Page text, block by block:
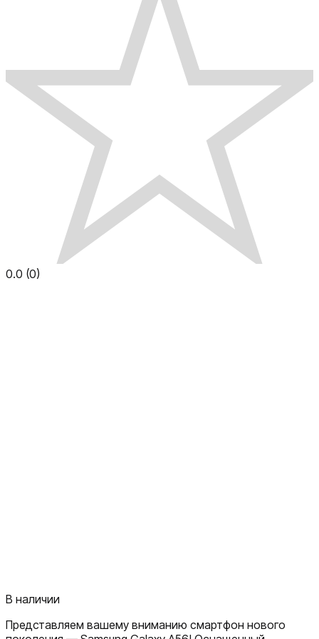
0.0 (0)
В наличии
Представляем вашему вниманию смартфон нового